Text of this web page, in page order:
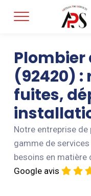
Plombier
(92420) :
fuites,
Notre entreprise
gamme de
besoins en matière
que les problèmes
Google avis